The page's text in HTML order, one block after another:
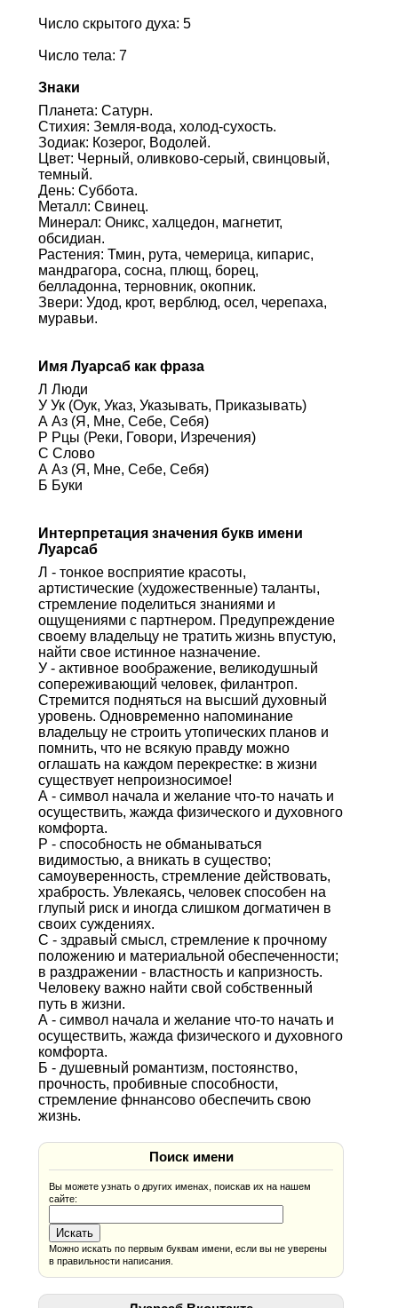
Число скрытого духа: 5
Число тела: 7
Знаки
Планета: Сатурн.
Стихия: Земля-вода, холод-сухость.
Зодиак: Козерог, Водолей.
Цвет: Черный, оливково-серый, свинцовый,
темный.
День: Суббота.
Металл: Свинец.
Минерал: Оникс, халцедон, магнетит,
обсидиан.
Растения: Тмин, рута, чемерица, кипарис,
мандрагора, сосна, плющ, борец,
белладонна, терновник, окопник.
Звери: Удод, крот, верблюд, осел, черепаха,
муравьи.
Имя Луарсаб как фраза
Л Люди
У Ук (Оук, Указ, Указывать, Приказывать)
А Аз (Я, Мне, Себе, Себя)
Р Рцы (Реки, Говори, Изречения)
С Слово
А Аз (Я, Мне, Себе, Себя)
Б Буки
Интерпретация значения букв имени
Луарсаб
Л - тонкое восприятие красоты,
артистические (художественные) таланты,
стремление поделиться знаниями и
ощущениями с партнером. Предупреждение
своему владельцу не тратить жизнь впустую,
найти свое истинное назначение.
У - активное воображение, великодушный
сопереживающий человек, филантроп.
Стремится подняться на высший духовный
уровень. Одновременно напоминание
владельцу не строить утопических планов и
помнить, что не всякую правду можно
оглашать на каждом перекрестке: в жизни
существует непроизносимое!
А - символ начала и желание что-то начать и
осуществить, жажда физического и духовного
комфорта.
Р - способность не обманываться
видимостью, а вникать в существо;
самоуверенность, стремление действовать,
храбрость. Увлекаясь, человек способен на
глупый риск и иногда слишком догматичен в
своих суждениях.
С - здравый смысл, стремление к прочному
положению и материальной обеспеченности;
в раздражении - властность и капризность.
Человеку важно найти свой собственный
путь в жизни.
А - символ начала и желание что-то начать и
осуществить, жажда физического и духовного
комфорта.
Б - душевный романтизм, постоянство,
прочность, пробивные способности,
стремление фннансово обеспечить свою
жизнь.
Поиск имени
Вы можете узнать о других именах, поискав их на нашем
сайте:
Можно искать по первым буквам имени, если вы не уверены
в правильности написания.